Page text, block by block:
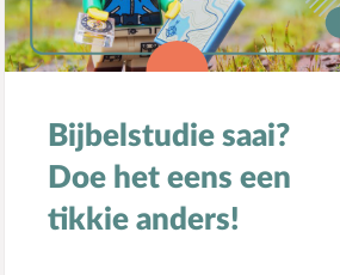
Bijbelstudie saai?
Doe het eens een
tikkie anders!